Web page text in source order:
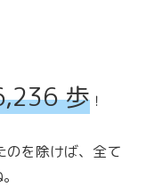
歩 ！
のを除けば、全て